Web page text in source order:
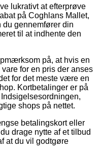
lukrativt at efterprøve
på Coghlans Mallet,
du gennemfører din
til at indhente den
på, at hvis en
for en pris der anses
for det meste være en
Kortbetalinger er på
shops på nettet.
betalingskort eller
drage nytte af et tilbud
at du vil godtgøre